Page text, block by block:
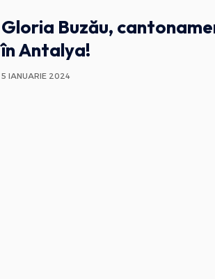
Gloria Buzău,
în Antalya!
5 IANUARIE 2024